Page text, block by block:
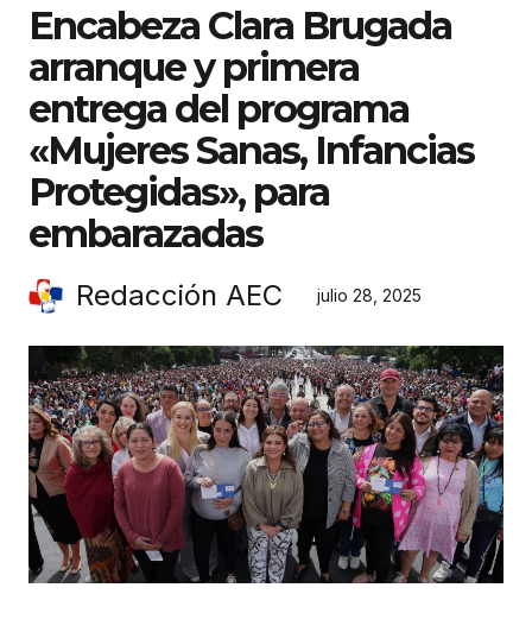
Encabeza Clara Brugada
arranque y primera
entrega del programa
«Mujeres Sanas, Infancias
Protegidas», para
embarazadas
Redacción AEC julio 28, 2025